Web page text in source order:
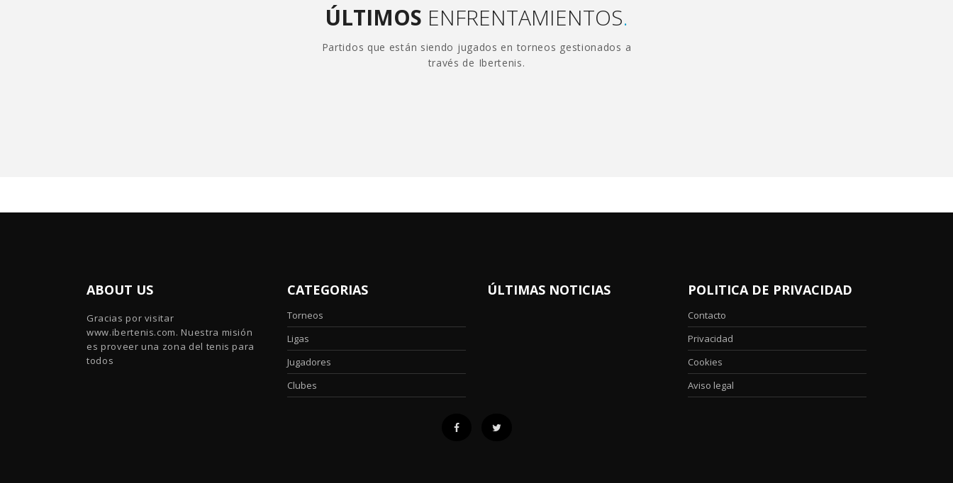
ÚLTIMOS ENFRENTAMIENTOS.
Partidos que están siendo jugados en torneos gestionados a
través de Ibertenis.
ABOUT US
Gracias por visitar
www.ibertenis.com. Nuestra misión
es proveer una zona del tenis para
todos
CATEGORIAS
Torneos
Ligas
Jugadores
Clubes
ÚLTIMAS NOTICIAS POLITICA DE PRIVACIDAD
Contacto
Privacidad
Cookies
Aviso legal